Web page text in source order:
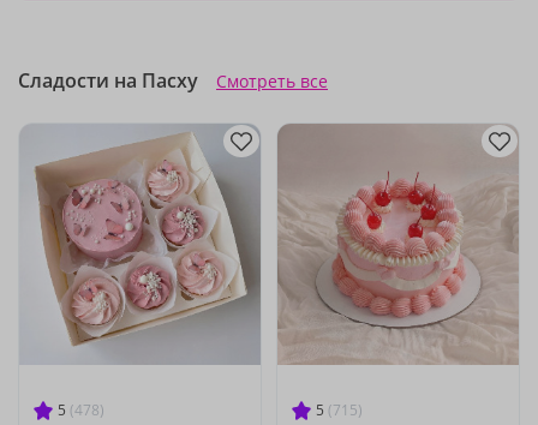
Сладости на Пасху Смотреть все
5 (478) 5 (715)